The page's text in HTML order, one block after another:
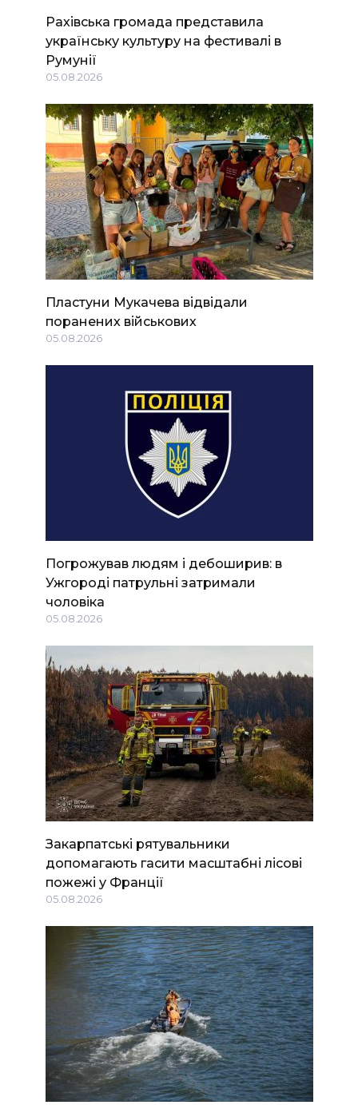
Рахівська громада представила
українську культуру на фестивалі в
Румунії
05.08.2026
Пластуни Мукачева відвідали
поранених військових
05.08.2026
Погрожував людям і дебоширив: в
Ужгороді патрульні затримали
чоловіка
05.08.2026
Закарпатські рятувальники
допомагають гасити масштабні лісові
пожежі у Франції
05.08.2026